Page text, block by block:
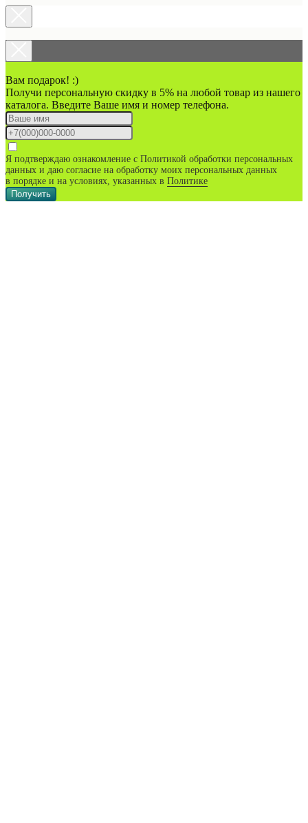
Вам подарок! :)
Получи персональную скидку в 5% на любой товар из нашего
каталога. Введите Ваше имя и номер телефона.
Я подтверждаю ознакомление с Политикой обработки персональных
данных и даю согласие на обработку моих персональных данных
в порядке и на условиях, указанных в Политике
Получить